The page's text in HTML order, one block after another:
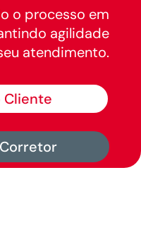
o processo em
agilidade
atendimento.